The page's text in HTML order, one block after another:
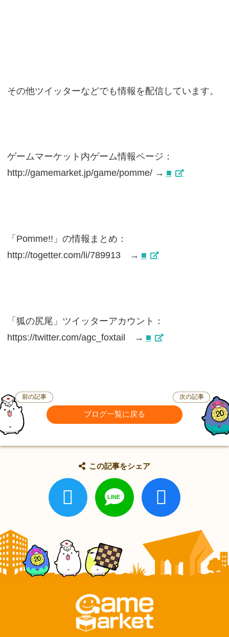
その他ツイッターなどでも情報を配信しています。
ゲームマーケット内ゲーム情報ページ：
http://gamemarket.jp/game/pomme/ → ■
「Pomme!!」の情報まとめ：
http://togetter.com/li/789913 → ■
「狐の尻尾」ツイッターアカウント：
https://twitter.com/agc_foxtail → ■
前の記事
ブログ一覧に戻る
次の記事
この記事をシェア